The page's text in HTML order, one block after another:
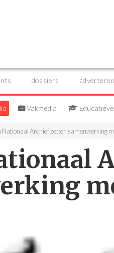
dossiers adverteren
Vakmedia
Nationaal Archief zetten samenwerking